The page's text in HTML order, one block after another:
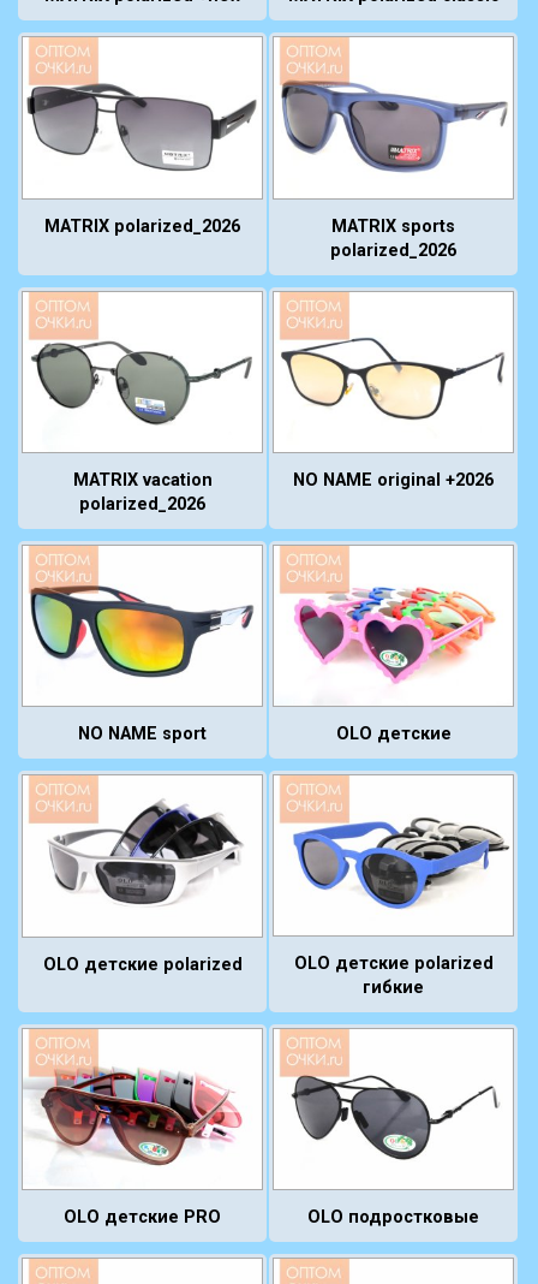
MATRIX polarized_2026
MATRIX sports
polarized_2026
MATRIX vacation
polarized_2026
NO NAME original +2026
NO NAME sport OLO детские
OLO детские polarized
OLO детские polarized
гибкие
OLO детские PRO OLO подростковые